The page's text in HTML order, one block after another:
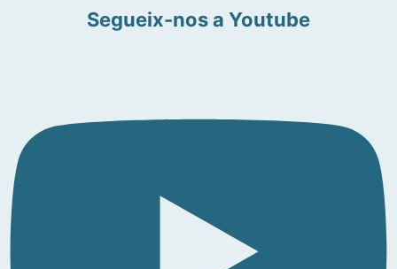
Segueix-nos a Youtube